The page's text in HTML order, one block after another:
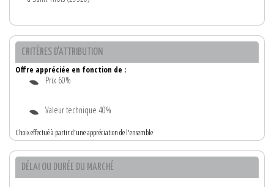
CRITÈRES D'ATTRIBUTION
Offre appréciée en fonction de :
Prix 60%
Valeur technique 40%
Choix effectué à partir d'une appréciation de l'ensemble
DÉLAI OU DURÉE DU MARCHÉ